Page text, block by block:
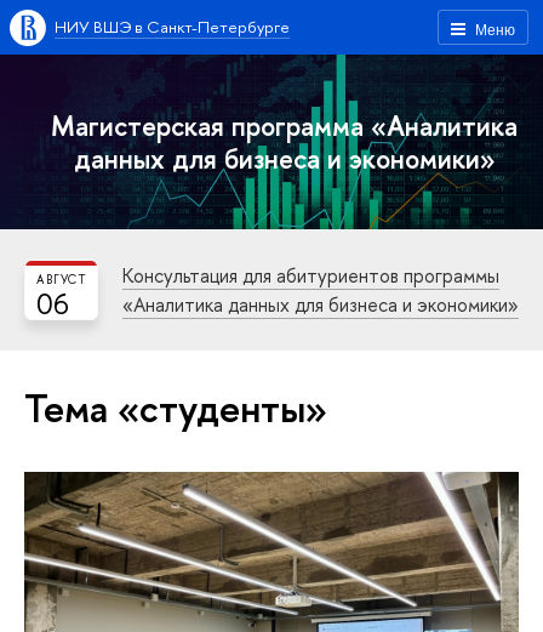
Меню
НИУ ВШЭ в Санкт-Петербурге
Магистерская программа «Аналитика
данных для бизнеса и экономики»
06
АВГУСТ
Консультация для абитуриентов программы
«Аналитика данных для бизнеса и экономики»
Тема «студенты»